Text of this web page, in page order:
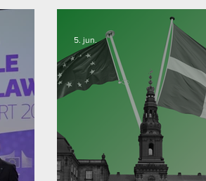
5. jun.